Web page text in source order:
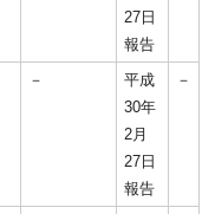
27日
報告
－
平成
30年
2月
27日
報告
－